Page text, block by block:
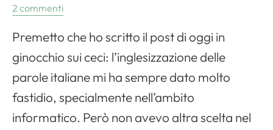
2 commenti
Premetto che ho scritto il post di oggi in
ginocchio sui ceci: l’inglesizzazione delle
parole italiane mi ha sempre dato molto
fastidio, specialmente nell’ambito
informatico. Però non avevo altra scelta nel